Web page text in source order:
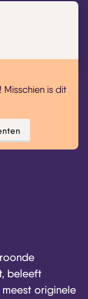
is dit
beleeft
originele